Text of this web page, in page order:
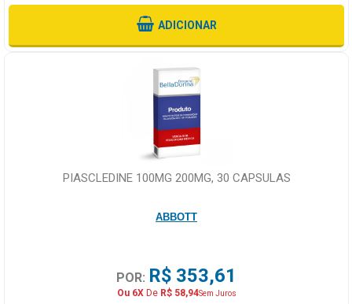
ADICIONAR
PIASCLEDINE 100MG 200MG, 30 CAPSULAS
ABBOTT
POR: R$ 353,61
Ou 6XDe R$ 58,94Sem Juros